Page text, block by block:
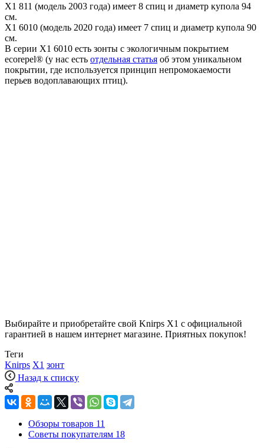
X1 811 (модель 2003 года) имеет 8 спиц и диаметр купола 94
см.
X1 6010 (модель 2020 года) имеет 7 спиц и диаметр купола 90
см.
В серии X1 6010 есть зонты с экологичным покрытием
ecorepel® (у нас есть отдельная статья об этом уникальном
покрытии, где используется принцип непромокаемости
перьев водоплавающих птиц).
Выбирайте и приобретайте свой Knirps X1 с официальной
гарантией в нашем интернет магазине. Приятных покупок!
Теги
Knirps X1 зонт
Назад к списку
Обзоры товаров 11
Советы покупателям 18